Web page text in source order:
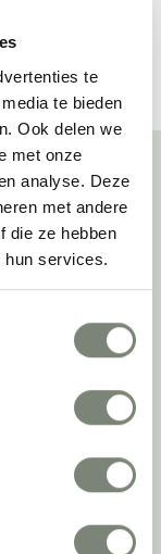
te
te bieden
Ook delen we
met onze
analyse. Deze
met andere
die ze hebben
services.
op het gebied
met veel
doen we niet alleen
karakter
ook door keer op